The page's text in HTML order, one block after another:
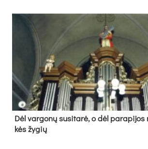
Dėl var­go­nų su­si­ta­rė, o dėl
kės žy­gių